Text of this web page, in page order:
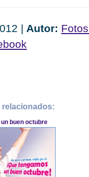
| Autor:
relacionados:
un buen octubre